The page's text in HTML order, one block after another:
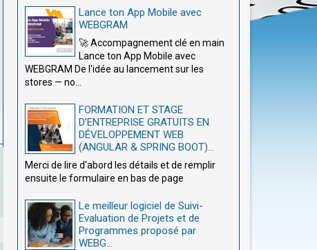
Lance ton App Mobile avec
WEBGRAM
🚀 Accompagnement clé en main
Lance ton App Mobile avec
WEBGRAM De l'idée au lancement sur les
stores — no...
FORMATION ET STAGE
D’ENTREPRISE GRATUITS EN
DÉVELOPPEMENT WEB
(ANGULAR & SPRING BOOT)...
Merci de lire d'abord les détails et de remplir
ensuite le formulaire en bas de page
Le meilleur logiciel de Suivi-
Evaluation de Projets et de
Programmes proposé par
WEBG...